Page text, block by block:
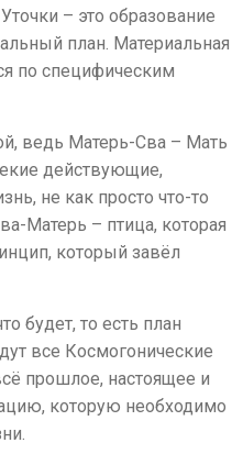
– это образование
план. Материальная
по специфическим
ведь Матерь-Сва – Мать
действующие,
не как просто что-то
Матерь – птица, которая
который завёл
будет, то есть план
все Космогонические
прошлое, настоящее и
которую необходимо